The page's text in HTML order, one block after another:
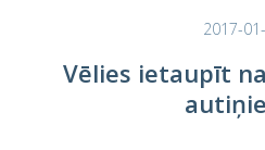
2017-
Vēlies ietaupīt